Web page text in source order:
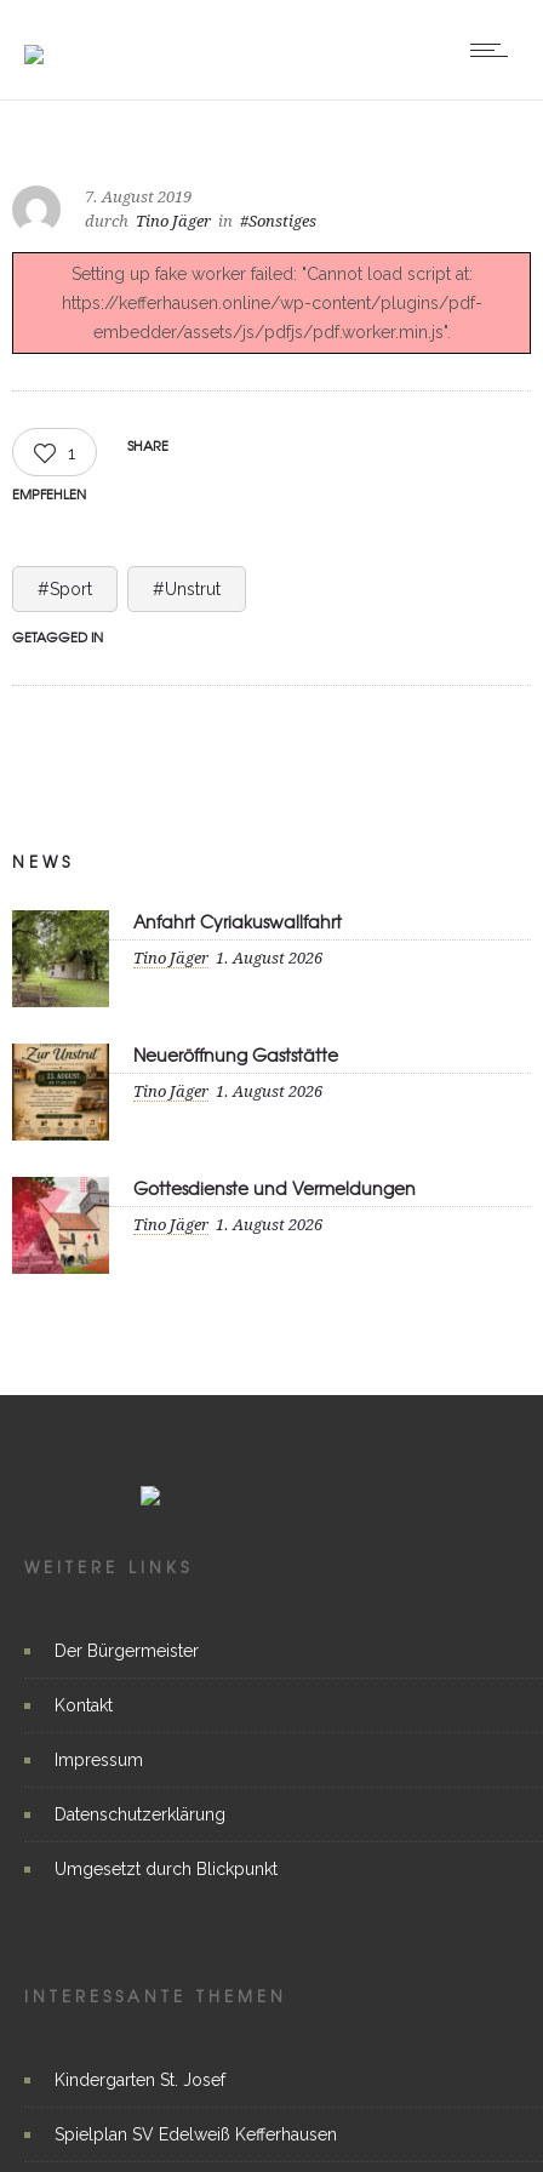
7. August 2019
durch Tino Jäger in #Sonstiges
Setting up fake worker failed: "Cannot load script at:
https://kefferhausen.online/wp-content/plugins/pdf-
embedder/assets/js/pdfjs/pdf.worker.min.js".
1
EMPFEHLEN
SHARE
#Sport #Unstrut
GETAGGED IN
NEWS
Anfahrt Cyriakuswallfahrt
Tino Jäger 1. August 2026
Neueröffnung Gaststätte
Tino Jäger 1. August 2026
Gottesdienste und Vermeldungen
Tino Jäger 1. August 2026
WEITERE LINKS
Der Bürgermeister
Kontakt
Impressum
Datenschutzerklärung
Umgesetzt durch Blickpunkt
INTERESSANTE THEMEN
Kindergarten St. Josef
Spielplan SV Edelweiß Kefferhausen